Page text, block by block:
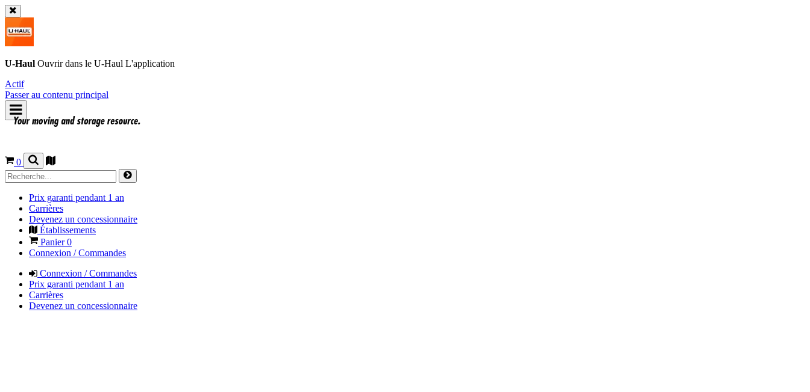
U-Haul Ouvrir dans le U-Haul L'application
Actif
Passer au contenu principal
0
Prix garanti pendant 1 an
Carrières
Devenez un concessionnaire
Établissements
Panier0
Connexion / Commandes
Connexion / Commandes
Prix garanti pendant 1 an
Carrières
Devenez un concessionnaire